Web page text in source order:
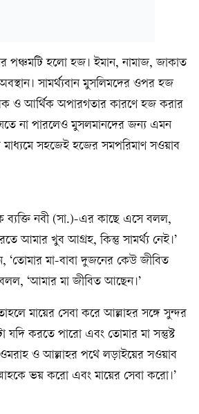
পঞ্চমটি হলো হজ। ইমান, নামাজ, জাকাত
সামর্থ্যবান মুসলিমদের ওপর হজ
ও আর্থিক অপারগতার কারণে হজ করার
না পারলেও মুসলমানদের জন্য এমন
সহজেই হজের সমপরিমাণ সওয়াব
নবী (সা.)-এর কাছে এসে বলল,
আমার খুব আগ্রহ, কিন্তু সামর্থ্য নেই।’
‘তোমার মা-বাবা দুজনের কেউ জীবিত
‘আমার মা জীবিত আছেন।’
মায়ের সেবা করে আল্লাহর সঙ্গে সুন্দর
যদি করতে পারো এবং তোমার মা সন্তুষ্ট
ও আল্লাহর পথে লড়াইয়ের সওয়াব
ভয় করো এবং মায়ের সেবা করো।’